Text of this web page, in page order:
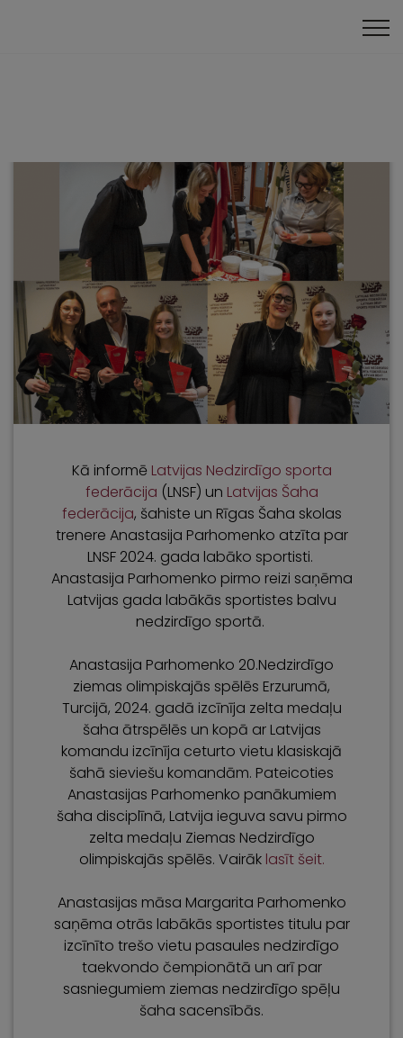
Kā informē Latvijas Nedzirdīgo sporta
federācija (LNSF) un Latvijas Šaha
federācija, šahiste un Rīgas Šaha skolas
trenere Anastasija Parhomenko atzīta par
LNSF 2024. gada labāko sportisti.
Anastasija Parhomenko pirmo reizi saņēma
Latvijas gada labākās sportistes balvu
nedzirdīgo sportā.
Anastasija Parhomenko 20.Nedzirdīgo
ziemas olimpiskajās spēlēs Erzurumā,
Turcijā, 2024. gadā izcīnīja zelta medaļu
šaha ātrspēlēs un kopā ar Latvijas
komandu izcīnīja ceturto vietu klasiskajā
šahā sieviešu komandām. Pateicoties
Anastasijas Parhomenko panākumiem
šaha disciplīnā, Latvija ieguva savu pirmo
zelta medaļu Ziemas Nedzirdīgo
olimpiskajās spēlēs. Vairāk lasīt šeit.
Anastasijas māsa Margarita Parhomenko
saņēma otrās labākās sportistes titulu par
izcīnīto trešo vietu pasaules nedzirdīgo
taekvondo čempionātā un arī par
sasniegumiem ziemas nedzirdīgo spēļu
šaha sacensībās.